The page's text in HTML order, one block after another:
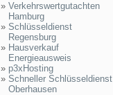
» Verkehrswertgutachten
Hamburg
» Schlüsseldienst
Regensburg
» Hausverkauf
Energieausweis
» p3xHosting
» Schneller Schlüsseldienst
Oberhausen